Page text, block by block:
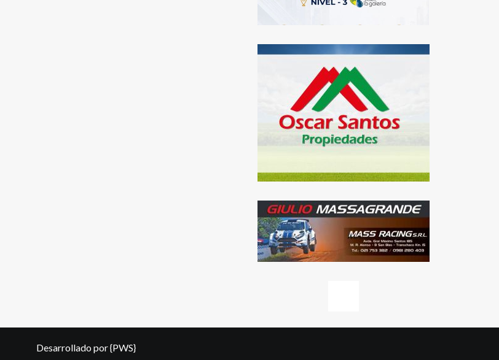
Desarrollado por{PWS}